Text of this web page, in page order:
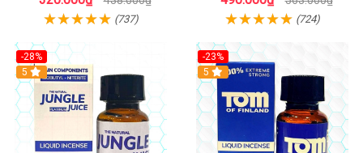
(737) (724)
-28%
5
-23%
5